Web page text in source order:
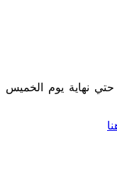
حتي نهاية يوم الخميس